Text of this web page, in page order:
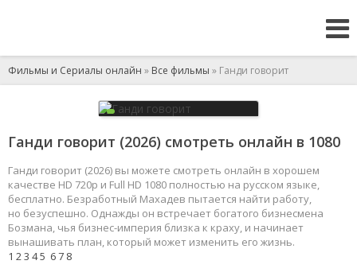
Фильмы и Сериалы онлайн » Все фильмы » Ганди говорит
Ганди говорит (2026) смотреть онлайн в 1080
Ганди говорит (2026) вы можете смотреть онлайн в хорошем
качестве HD 720p и Full HD 1080 полностью на русском языке,
бесплатно. Безработный Махадев пытается найти работу,
но безуспешно. Однажды он встречает богатого бизнесмена
Бозмана, чья бизнес-империя близка к краху, и начинает
вынашивать план, который может изменить его жизнь.
1 23 45 67 8